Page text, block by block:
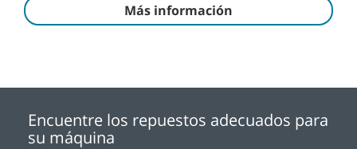
Más información
Encuentre los repuestos adecuados para
su máquina